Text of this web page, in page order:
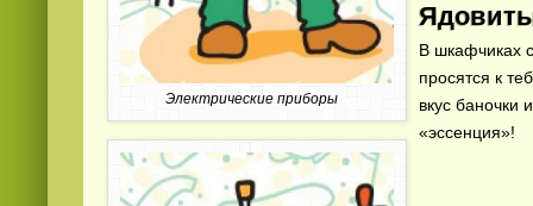
Электрические приборы
В шкафчиках
просятся к
вкус баночки
«эссенция»!